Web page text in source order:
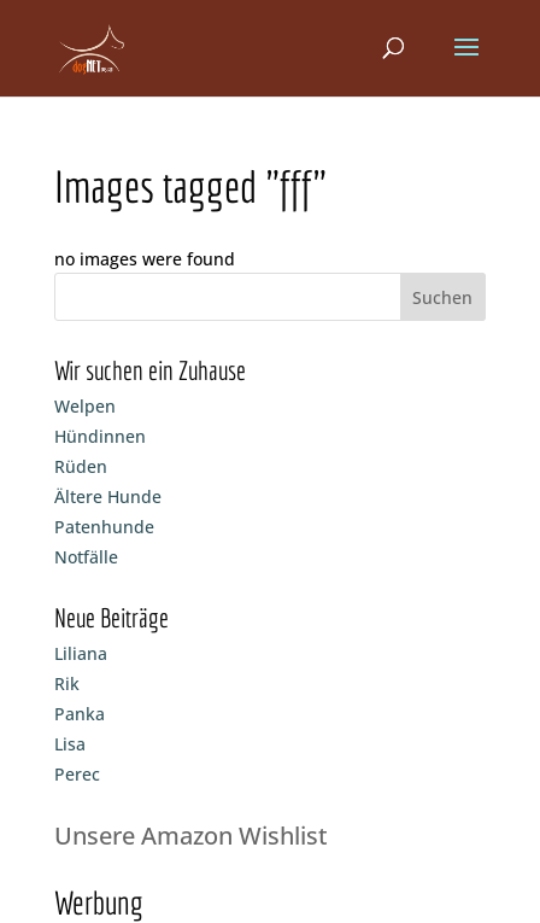
Images tagged "fff"
no images were found
Wir suchen ein Zuhause
Welpen
Hündinnen
Rüden
Ältere Hunde
Patenhunde
Notfälle
Neue Beiträge
Liliana
Rik
Panka
Lisa
Perec
Unsere Amazon Wishlist
Werbung